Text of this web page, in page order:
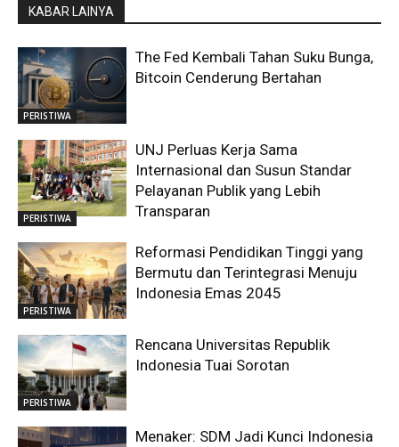
KABAR LAINYA
PERISTIWA
The Fed Kembali Tahan Suku Bunga,
Bitcoin Cenderung Bertahan
PERISTIWA
UNJ Perluas Kerja Sama
Internasional dan Susun Standar
Pelayanan Publik yang Lebih
Transparan
PERISTIWA
Reformasi Pendidikan Tinggi yang
Bermutu dan Terintegrasi Menuju
Indonesia Emas 2045
PERISTIWA
Rencana Universitas Republik
Indonesia Tuai Sorotan
Menaker: SDM Jadi Kunci Indonesia